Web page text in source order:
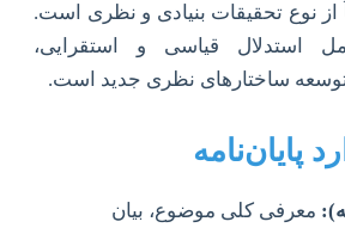
از نوع تحقیقات بنیادی و نظری است.
استدلال قیاسی و استقرایی،
توسعه ساختارهای نظری جدید است.
پایان‌نامه
معرفی کلی موضوع، بیان